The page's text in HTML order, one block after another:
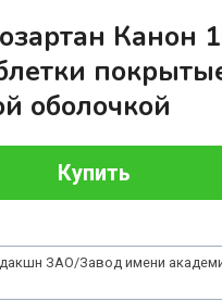
Канон
оболочкой
Купить
ЗАО/Завод имени